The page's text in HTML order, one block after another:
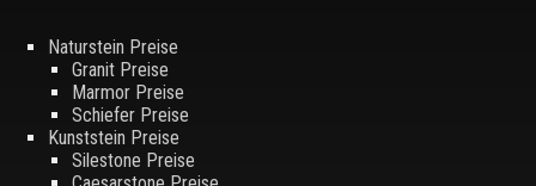
Naturstein Preise
Granit Preise
Marmor Preise
Schiefer Preise
Kunststein Preise
Silestone Preise